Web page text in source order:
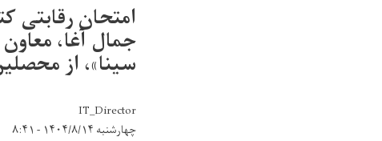
امتحان رقابتی
جمال آغا،
سینا»، از
IT_Director
چهارشنبه ۱۴۰۴/۸/۱۴ - ۸:۴۱